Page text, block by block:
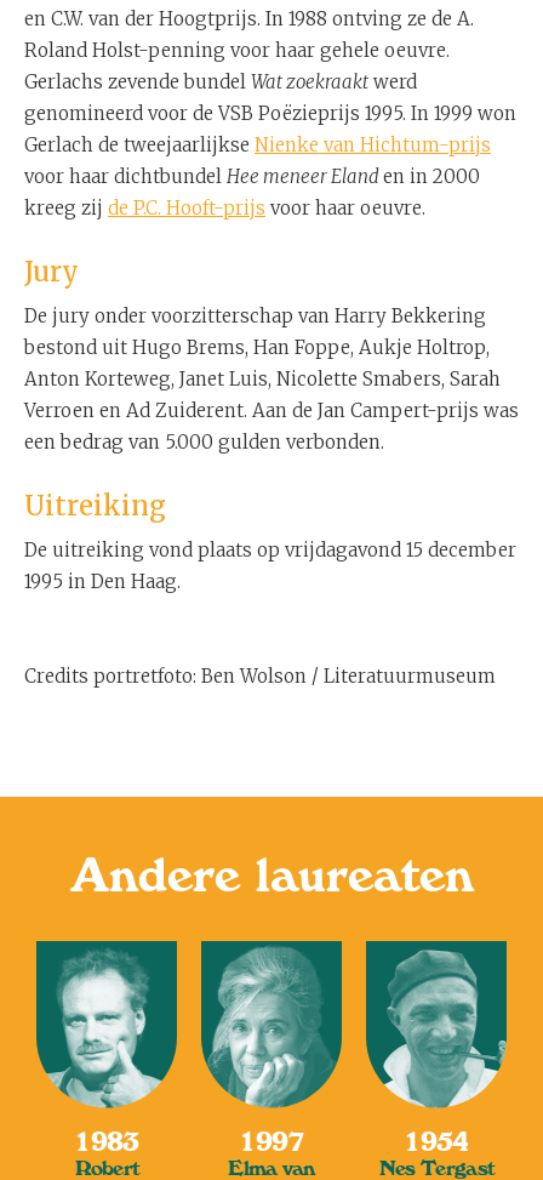
en C.W. van der Hoogtprijs. In 1988 ontving ze de A.
Roland Holst-penning voor haar gehele oeuvre.
Gerlachs zevende bundel Wat zoekraakt werd
genomineerd voor de VSB Poëzieprijs 1995. In 1999 won
Gerlach de tweejaarlijkse Nienke van Hichtum-prijs
voor haar dichtbundel Hee meneer Elanden in 2000
kreeg zij de P.C. Hooft-prijs voor haar oeuvre.
Jury
De jury onder voorzitterschap van Harry Bekkering
bestond uit Hugo Brems, Han Foppe, Aukje Holtrop,
Anton Korteweg, Janet Luis, Nicolette Smabers, Sarah
Verroen en Ad Zuiderent. Aan de Jan Campert-prijs was
een bedrag van 5.000 gulden verbonden.
Uitreiking
De uitreiking vond plaats op vrijdagavond 15 december
1995 in Den Haag.
Credits portretfoto: Ben Wolson / Literatuurmuseum
Andere laureaten
1983
Robert
1997
Elma van
1954
Nes Tergast